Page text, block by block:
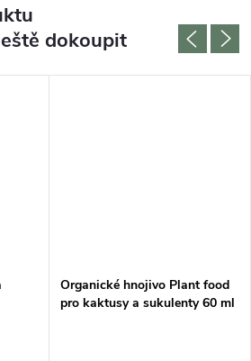
dokoupit
Organické hnojivo Plant food
pro kaktusy a sukulenty 60 ml